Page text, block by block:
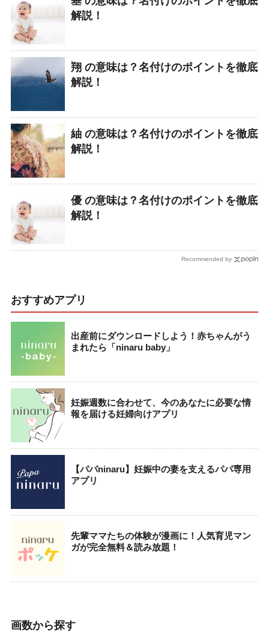
解説！
翔 の意味は？名付けのポイントを徹底
解説！
紬 の意味は？名付けのポイントを徹底
解説！
優 の意味は？名付けのポイントを徹底
解説！
Recommended by
おすすめアプリ
出産前にダウンロードしよう！赤ちゃんがう
まれたら「ninaru baby」
妊娠週数に合わせて、今のあなたに必要な情
報を届ける妊婦向けアプリ
【パパninaru】妊娠中の妻を支えるパパ専用
アプリ
先輩ママたちの体験が漫画に！人気育児マン
ガが完全無料＆読み放題！
画数から探す